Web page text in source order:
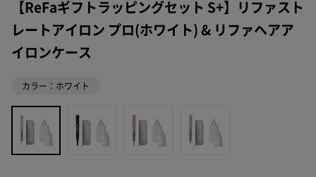
【ReFaギフトラッピングセット S+】リファスト
レートアイロン プロ(ホワイト) & リファヘアア
イロンケース
カラー：ホワイト